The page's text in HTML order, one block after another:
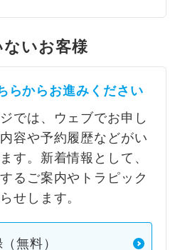
いお客様
らからお進みください
では、ウェブでお申し
容や予約履歴などがい
す。新着情報として、
るご案内やトラピック
せします。
無料）